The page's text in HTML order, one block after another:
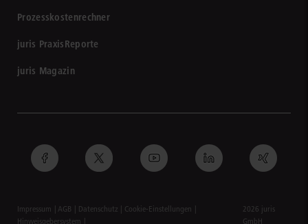
Prozesskostenrechner
juris PraxisReporte
juris Magazin
Impressum AGB Datenschutz
Cookie-Einstellungen
Hinweisgebersystem
2026 juris
GmbH